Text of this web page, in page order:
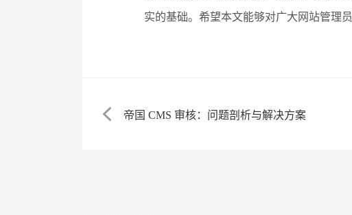
实的基础。希望本文能够对广大网站管理
帝国 CMS 审核：问题剖析与解决方案